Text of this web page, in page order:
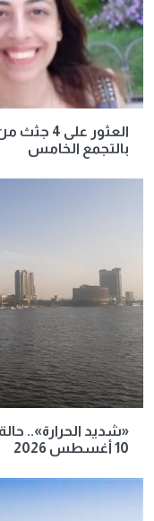
العثور
بالتجمع الخامس
«شديد الحرارة»..
10 أغسطس 2026